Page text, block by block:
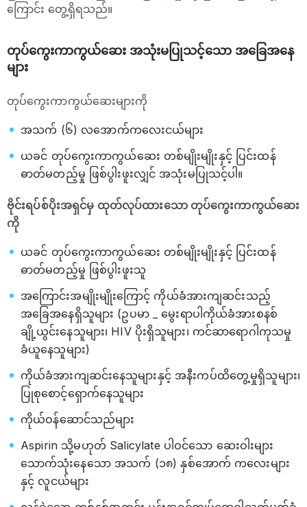
ကြောင်း တွေ့ရှိရသည်။
တုပ်ကွေးကာကွယ်ဆေး အသုံးမပြုသင့်သော အခြေအနေ
များ
တုပ်ကွေးကာကွယ်ဆေးများကို
အသက် (၆) လအောက်ကလေးငယ်များ
ယခင် တုပ်ကွေးကာကွယ်ဆေး တစ်မျိုးမျိုးနှင့် ပြင်းထန်
ဓာတ်မတည့်မှု ဖြစ်ပွါးဖူးလျှင် အသုံးမပြုသင့်ပါ။
ဗိုင်းရပ်စ်ပိုးအရှင်မှ ထုတ်လုပ်ထားသော တုပ်ကွေးကာကွယ်ဆေး
ကို
ယခင် တုပ်ကွေးကာကွယ်ဆေး တစ်မျိုးမျိုးနှင့် ပြင်းထန်
ဓာတ်မတည့်မှု ဖြစ်ပွါးဖူးသူ
အကြောင်းအမျိုးမျိုးကြောင့် ကိုယ်ခံအားကျဆင်းသည့်
အခြေအနေရှိသူများ (ဥပမာ _ မွေးရာပါကိုယ်ခံအားစနစ်
ချို့ယွင်းနေသူများ၊ HIV ပိုးရှိသူများ၊ ကင်ဆာရောဂါကုသမှု
ခံယူနေသူများ)
ကိုယ်ခံအားကျဆင်းနေသူများနှင့် အနီးကပ်ထိတွေ့မှုရှိသူများ၊
ပြုစုစောင့်ရှောက်နေသူများ
ကိုယ်ဝန်ဆောင်သည်များ
Aspirin သို့မဟုတ် Salicylate ပါဝင်သော ဆေးဝါးများ
သောက်သုံးနေသော အသက် (၁၈) နှစ်အောက် ကလေးများ
နှင့် လူငယ်များ